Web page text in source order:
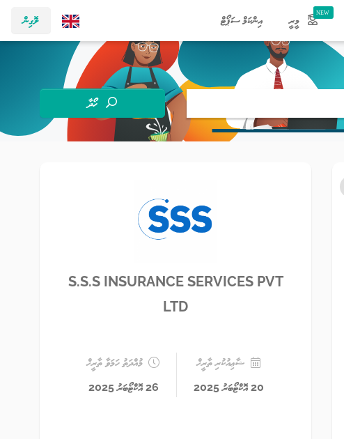
ލޮގިން މީރީ އިންކަމް ސަޕޯޓް
ހޯދާ
S.S.S INSURANCE SERVICES PVT
LTD
ޝާޢިއުކުރި ތާރީޚް
20 އޮކްޓޯބަރު 2025
މުއްދަތު ހަމަވާ ތާރީޚް
26 އޮކްޓޯބަރު 2025